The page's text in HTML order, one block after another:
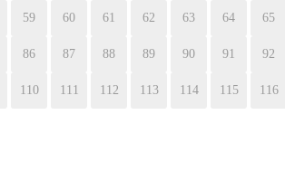
59 60 61 62 63 64 65
86 87 88 89 90 91 92
110 111 112 113 114 115 116